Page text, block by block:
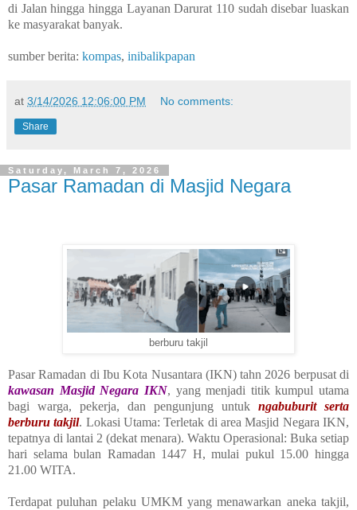
di Jalan hingga hingga Layanan Darurat 110 sudah disebar luaskan
ke masyarakat banyak.
sumber berita: kompas, inibalikpapan
at 3/14/2026 12:06:00 PM No comments:
Share
Saturday, March 7, 2026
Pasar Ramadan di Masjid Negara
berburu takjil
Pasar Ramadan di Ibu Kota Nusantara (IKN) tahn 2026 berpusat di
kawasan Masjid Negara IKN, yang menjadi titik kumpul utama
bagi warga, pekerja, dan pengunjung untuk ngabuburit serta
berburu takjil. Lokasi Utama: Terletak di area Masjid Negara IKN,
tepatnya di lantai 2 (dekat menara). Waktu Operasional: Buka setiap
hari selama bulan Ramadan 1447 H, mulai pukul 15.00 hingga
21.00 WITA.
Terdapat puluhan pelaku UMKM yang menawarkan aneka takjil,